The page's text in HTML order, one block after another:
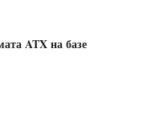
ATX на базе